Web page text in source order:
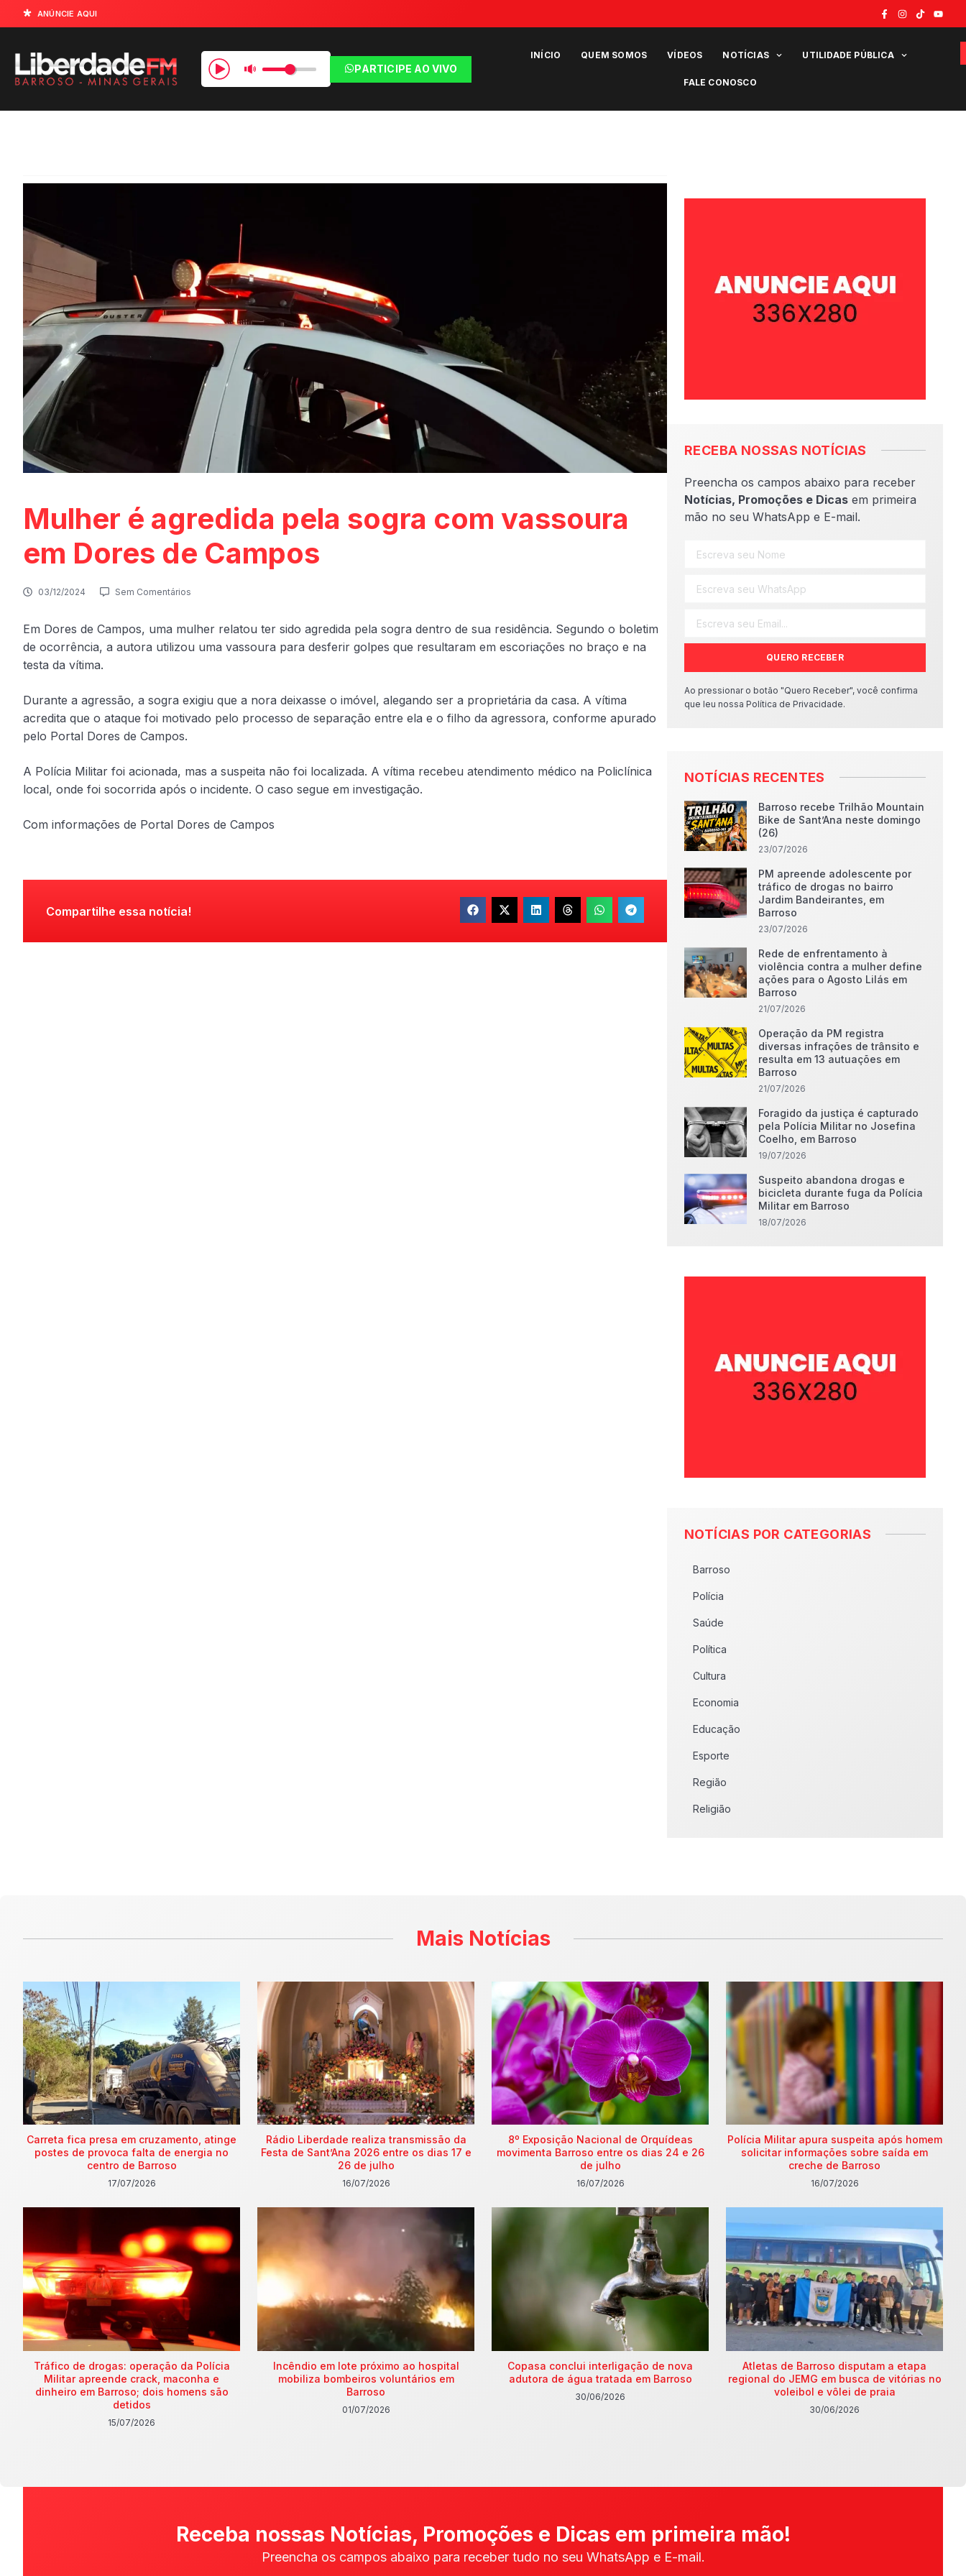
ANÚNCIE AQUI
PARTICIPE AO VIVO
INÍCIO QUEM SOMOS VÍDEOS NOTÍCIAS UTILIDADE PÚBLICA
FALE CONOSCO
Mulher é agredida pela sogra com vassoura
em Dores de Campos
03/12/2024 Sem Comentários
Em Dores de Campos, uma mulher relatou ter sido agredida pela sogra dentro de sua residência. Segundo o boletim
de ocorrência, a autora utilizou uma vassoura para desferir golpes que resultaram em escoriações no braço e na
testa da vítima.
Durante a agressão, a sogra exigiu que a nora deixasse o imóvel, alegando ser a proprietária da casa. A vítima
acredita que o ataque foi motivado pelo processo de separação entre ela e o filho da agressora, conforme apurado
pelo Portal Dores de Campos.
A Polícia Militar foi acionada, mas a suspeita não foi localizada. A vítima recebeu atendimento médico na Policlínica
local, onde foi socorrida após o incidente. O caso segue em investigação.
Com informações de Portal Dores de Campos
Compartilhe essa notícia!
RECEBA NOSSAS NOTÍCIAS
Preencha os campos abaixo para receber
Notícias, Promoções e Dicas em primeira
mão no seu WhatsApp e E-mail.
QUERO RECEBER
Ao pressionar o botão "Quero Receber", você confirma
que leu nossa Política de Privacidade.
NOTÍCIAS RECENTES
Barroso recebe Trilhão Mountain
Bike de Sant’Ana neste domingo
(26)
23/07/2026
PM apreende adolescente por
tráfico de drogas no bairro
Jardim Bandeirantes, em
Barroso
23/07/2026
Rede de enfrentamento à
violência contra a mulher define
ações para o Agosto Lilás em
Barroso
21/07/2026
Operação da PM registra
diversas infrações de trânsito e
resulta em 13 autuações em
Barroso
21/07/2026
Foragido da justiça é capturado
pela Polícia Militar no Josefina
Coelho, em Barroso
19/07/2026
Suspeito abandona drogas e
bicicleta durante fuga da Polícia
Militar em Barroso
18/07/2026
NOTÍCIAS POR CATEGORIAS
Barroso
Polícia
Saúde
Política
Cultura
Economia
Educação
Esporte
Região
Religião
Mais Notícias
Carreta fica presa em cruzamento, atinge
postes de provoca falta de energia no
centro de Barroso
17/07/2026
Rádio Liberdade realiza transmissão da
Festa de Sant’Ana 2026 entre os dias 17 e
26 de julho
16/07/2026
8º Exposição Nacional de Orquídeas
movimenta Barroso entre os dias 24 e 26
de julho
16/07/2026
Polícia Militar apura suspeita após homem
solicitar informações sobre saída em
creche de Barroso
16/07/2026
Tráfico de drogas: operação da Polícia
Militar apreende crack, maconha e
dinheiro em Barroso; dois homens são
detidos
15/07/2026
Incêndio em lote próximo ao hospital
mobiliza bombeiros voluntários em
Barroso
01/07/2026
Copasa conclui interligação de nova
adutora de água tratada em Barroso
30/06/2026
Atletas de Barroso disputam a etapa
regional do JEMG em busca de vitórias no
voleibol e vôlei de praia
30/06/2026
Receba nossas Notícias, Promoções e Dicas em primeira mão!
Preencha os campos abaixo para receber tudo no seu WhatsApp e E-mail.